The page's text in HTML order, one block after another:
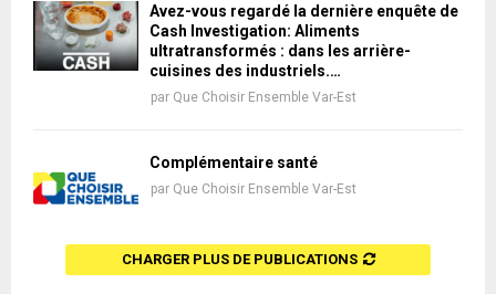
Avez-vous regardé la dernière enquête de
Cash Investigation: Aliments
ultratransformés : dans les arrière-
cuisines des industriels.…
par Que Choisir Ensemble Var-Est
Complémentaire santé
par Que Choisir Ensemble Var-Est
CHARGER PLUS DE PUBLICATIONS